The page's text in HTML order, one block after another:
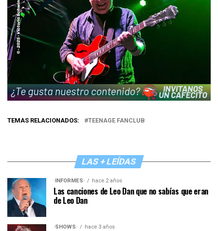
TEMAS RELACIONADOS: TEENAGE FANCLUB
LAS + LEÍDAS
·INFORMES· hace 2 años
Las canciones de Leo Dan que no sabías que eran
de Leo Dan
·SHOWS· hace 3 años